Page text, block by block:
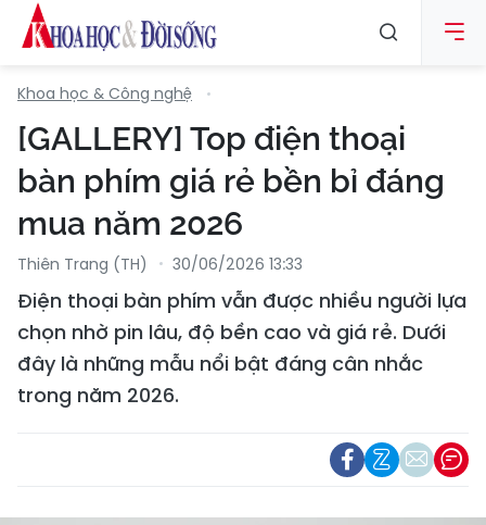
Khoa học & Công nghệ
[GALLERY] Top điện thoại
bàn phím giá rẻ bền bỉ đáng
mua năm 2026
Thiên Trang (TH) 30/06/2026 13:33
Điện thoại bàn phím vẫn được nhiều người lựa
chọn nhờ pin lâu, độ bền cao và giá rẻ. Dưới
đây là những mẫu nổi bật đáng cân nhắc
trong năm 2026.